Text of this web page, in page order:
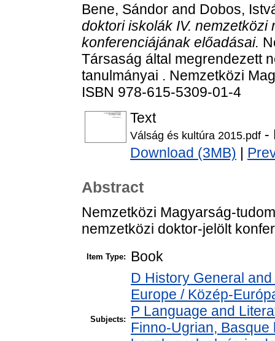
Bene, Sándor and Dobos,
doktori iskolák IV. nemzetközi
konferenciájának előadásai.
Társaság által megrendezett
tanulmányai . Nemzetközi
ISBN 978-615-5309-01-4
Text
Válság és kultúra 2015.pdf -
Download (3MB)
Abstract
Nemzetközi Magyarság-
nemzetközi doktor-jelölt
Item Type: Book
Subjects:
D History General
Europe / Közép-
P Language and
Finno-Ugrian,